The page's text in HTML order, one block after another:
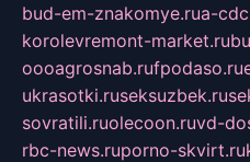
bud-em-znakomye.rua-
korolevremont-market.ru
oooagrosnab.rufpodaso.ru
ukrasotki.ruseksuzbek.ru
sovratili.ruolecoon.ruvd-
rbc-news.ruporno-skvirt.ru